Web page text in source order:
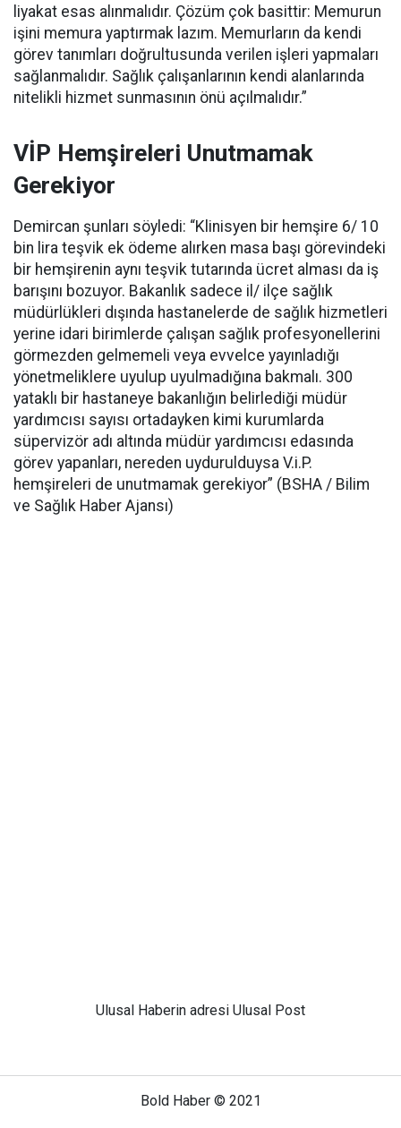
liyakat esas alınmalıdır. Çözüm çok basittir: Memurun
işini memura yaptırmak lazım. Memurların da kendi
görev tanımları doğrultusunda verilen işleri yapmaları
sağlanmalıdır. Sağlık çalışanlarının kendi alanlarında
nitelikli hizmet sunmasının önü açılmalıdır.”
VİP Hemşireleri Unutmamak
Gerekiyor
Demircan şunları söyledi: “Klinisyen bir hemşire 6/ 10
bin lira teşvik ek ödeme alırken masa başı görevindeki
bir hemşirenin aynı teşvik tutarında ücret alması da iş
barışını bozuyor. Bakanlık sadece il/ ilçe sağlık
müdürlükleri dışında hastanelerde de sağlık hizmetleri
yerine idari birimlerde çalışan sağlık profesyonellerini
görmezden gelmemeli veya evvelce yayınladığı
yönetmeliklere uyulup uyulmadığına bakmalı. 300
yataklı bir hastaneye bakanlığın belirlediği müdür
yardımcısı sayısı ortadayken kimi kurumlarda
süpervizör adı altında müdür yardımcısı edasında
görev yapanları, nereden uydurulduysa V.i.P.
hemşireleri de unutmamak gerekiyor” (BSHA / Bilim
ve Sağlık Haber Ajansı)
Ulusal Haberin adresi Ulusal Post
Bold Haber © 2021